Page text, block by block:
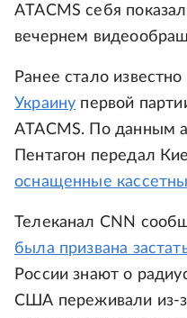
ATACMS себя
вечернем
Ранее стало
Украину первой
ATACMS. По данным
Пентагон передал
оснащенные
Телеканал CNN
была призвана
России знают о
США переживали из-